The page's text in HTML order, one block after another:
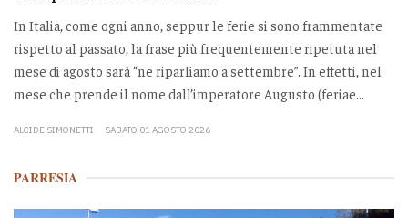
In Italia, come ogni anno, seppur le ferie si sono frammentate
rispetto al passato, la frase più frequentemente ripetuta nel
mese di agosto sarà “ne riparliamo a settembre”. In effetti, nel
mese che prende il nome dall’imperatore Augusto (feriae...
ALCIDE SIMONETTI SABATO 01 AGOSTO 2026
PARRESIA